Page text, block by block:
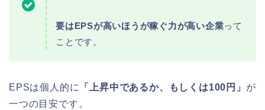
要はEPSが高いほうが稼ぐ力が高い企業って
ことです。
EPSは個人的に 「上昇中であるか、もしくは100円」 が
一つの目安です。